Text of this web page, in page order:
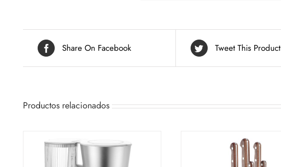
Share On Facebook Tweet This Product
Productos relacionados